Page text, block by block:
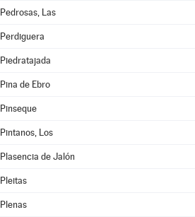
Pedrosas, Las
Perdiguera
Piedratajada
Pina de Ebro
Pinseque
Pintanos, Los
Plasencia de Jalón
Pleitas
Plenas